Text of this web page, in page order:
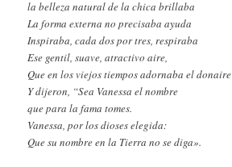
la belleza natural de la chica brillaba
La forma externa no precisaba ayuda
Inspiraba, cada dos por tres, respiraba
Ese gentil, suave, atractivo aire,
Que en los viejos tiempos adornaba el donaire
Y dijeron, “Sea Vanessa el nombre
que para la fama tomes.
Vanessa, por los dioses elegida:
Que su nombre en la Tierra no se diga».